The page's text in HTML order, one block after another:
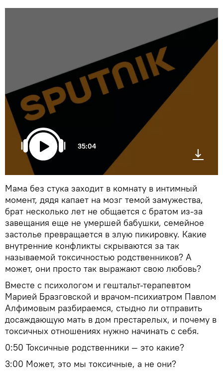
35:04
Мама без стука заходит в комнату в интимный
момент, дядя капает на мозг темой замужества,
брат несколько лет не общается с братом из-за
завещания еще не умершей бабушки, семейное
застолье превращается в злую пикировку. Какие
внутренние конфликты скрываются за так
называемой токсичностью родственников? А
может, они просто так выражают свою любовь?
Вместе с психологом и гештальт-терапевтом
Марией Бразговской и врачом-психиатром Павлом
Алфимовым разбираемся, стыдно ли отправить
досаждающую мать в дом престарелых, и почему в
токсичных отношениях нужно начинать с себя.
0:50 Токсичные родственники — это какие?
3:00 Может, это мы токсичные, а не они?